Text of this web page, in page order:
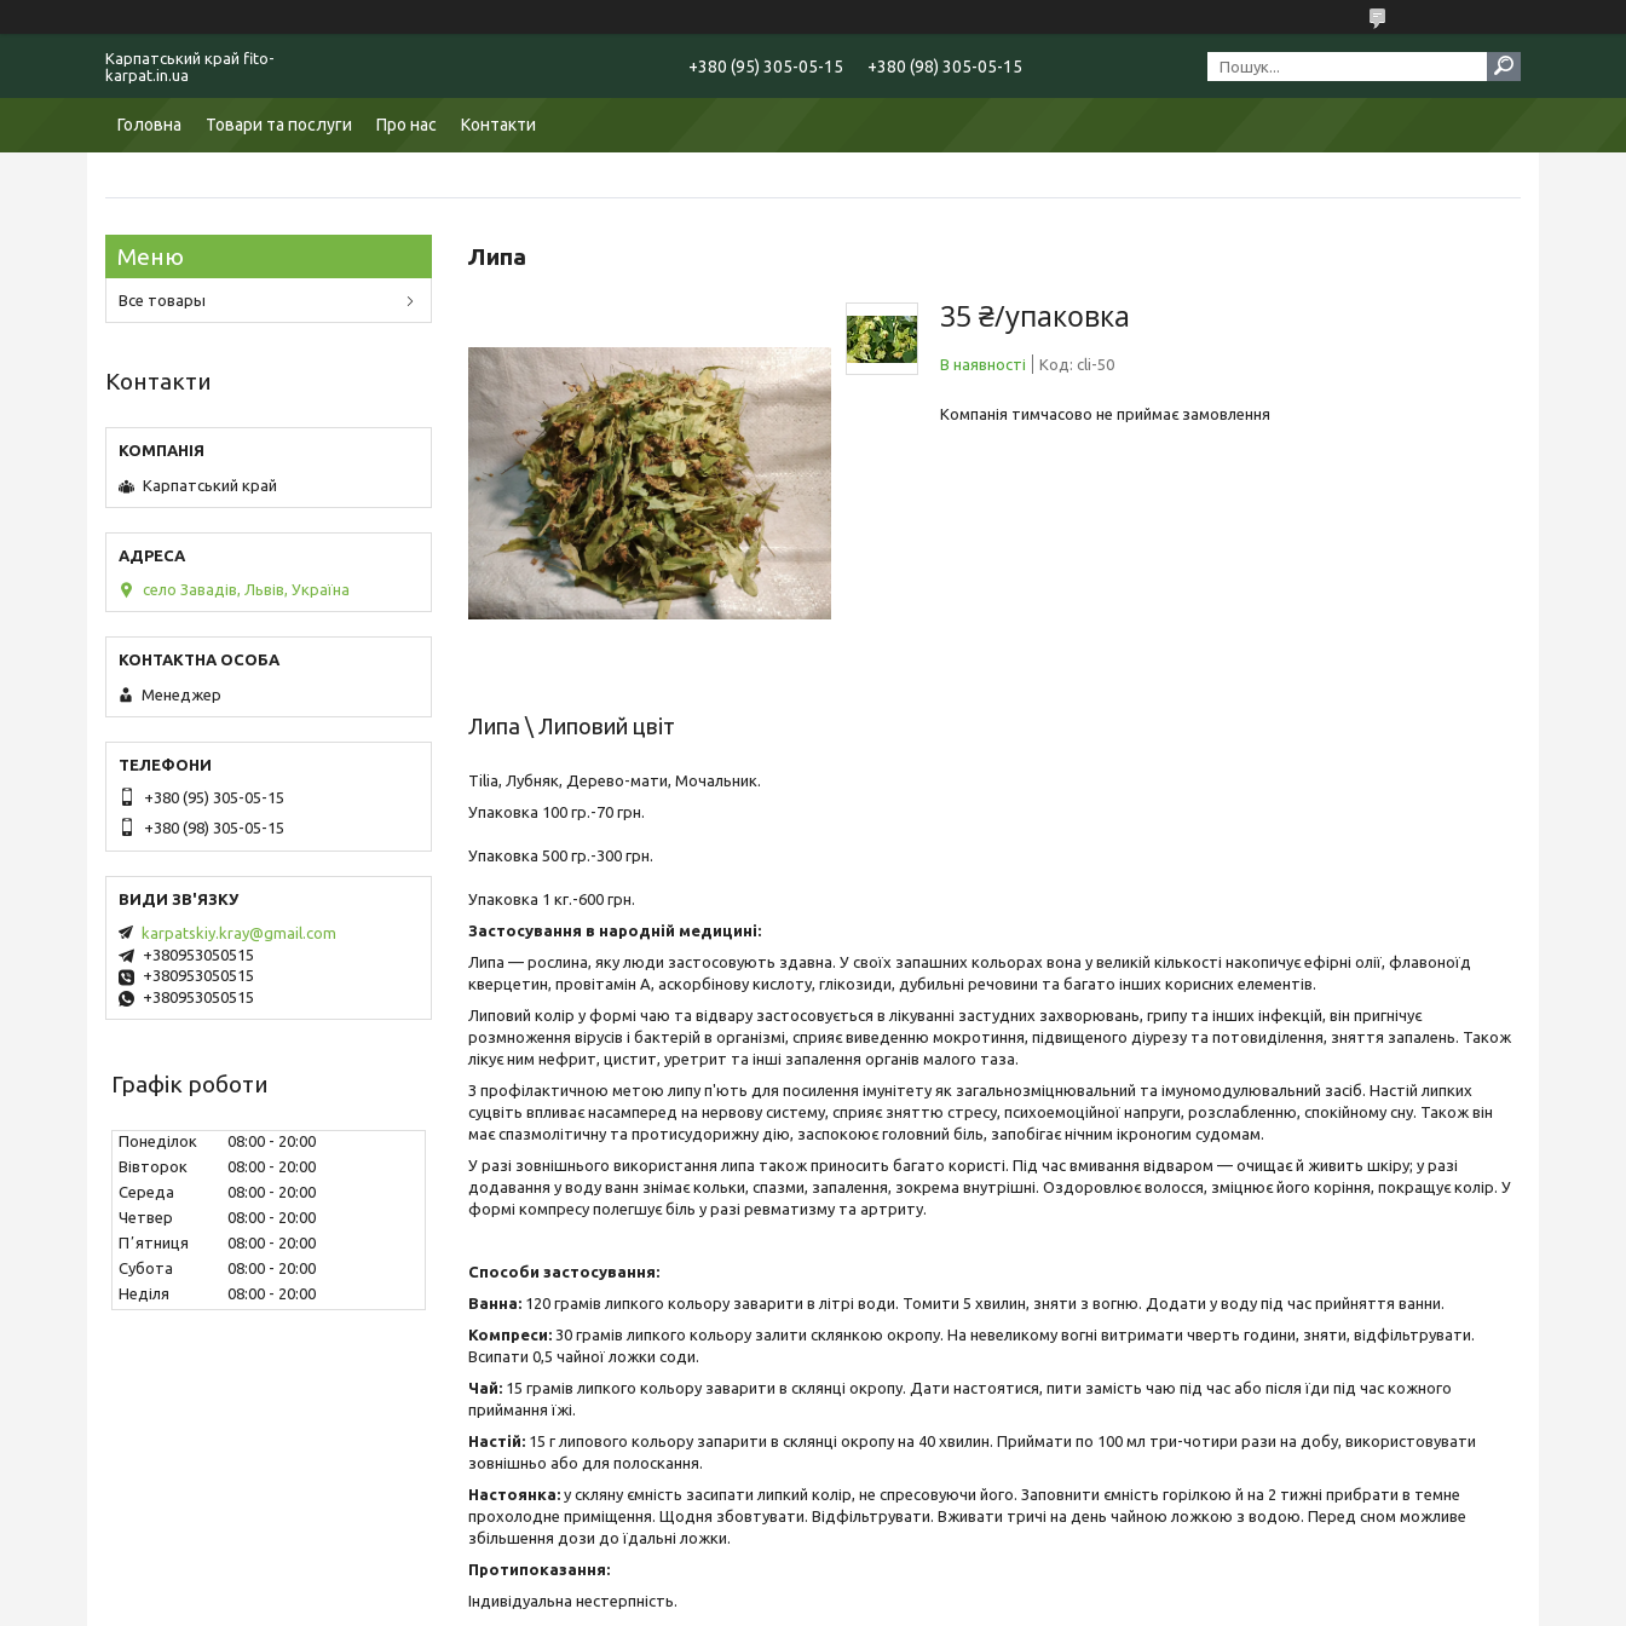
Карпатський край fito-
karpat.in.ua
+380 (95) 305-05-15 +380 (98) 305-05-15
Головна Товари та послуги Про нас Контакти
Липа
35 ₴/упаковка
В наявності Код: cli-50
Компанія тимчасово не приймає замовлення
Липа \ Липовий цвіт
Tilia, Лубняк, Дерево-мати, Мочальник.
Упаковка 100 гр.-70 грн.
Упаковка 500 гр.-300 грн.
Упаковка 1 кг.-600 грн.
Застосування в народній медицині:
Липа — рослина, яку люди застосовують здавна. У своїх запашних кольорах вона у великій кількості накопичує ефірні олії, флавоноїд
кверцетин, провітамін А, аскорбінову кислоту, глікозиди, дубильні речовини та багато інших корисних елементів.
Липовий колір у формі чаю та відвару застосовується в лікуванні застудних захворювань, грипу та інших інфекцій, він пригнічує
розмноження вірусів і бактерій в організмі, сприяє виведенню мокротиння, підвищеного діурезу та потовиділення, зняття запалень. Також
лікує ним нефрит, цистит, уретрит та інші запалення органів малого таза.
З профілактичною метою липу п'ють для посилення імунітету як загальнозміцнювальний та імуномодулювальний засіб. Настій липких
суцвіть впливає насамперед на нервову систему, сприяє зняттю стресу, психоемоційної напруги, розслабленню, спокійному сну. Також він
має спазмолітичну та протисудорижну дію, заспокоює головний біль, запобігає нічним ікроногим судомам.
У разі зовнішнього використання липа також приносить багато користі. Під час вмивання відваром — очищає й живить шкіру; у разі
додавання у воду ванн знімає кольки, спазми, запалення, зокрема внутрішні. Оздоровлює волосся, зміцнює його коріння, покращує колір. У
формі компресу полегшує біль у разі ревматизму та артриту.
Способи застосування:
Ванна: 120 грамів липкого кольору заварити в літрі води. Томити 5 хвилин, зняти з вогню. Додати у воду під час прийняття ванни.
Компреси: 30 грамів липкого кольору залити склянкою окропу. На невеликому вогні витримати чверть години, зняти, відфільтрувати.
Всипати 0,5 чайної ложки соди.
Чай: 15 грамів липкого кольору заварити в склянці окропу. Дати настоятися, пити замість чаю під час або після їди під час кожного
приймання їжі.
Настій: 15 г липового кольору запарити в склянці окропу на 40 хвилин. Приймати по 100 мл три-чотири рази на добу, використовувати
зовнішньо або для полоскання.
Настоянка: у скляну ємність засипати липкий колір, не спресовуючи його. Заповнити ємність горілкою й на 2 тижні прибрати в темне
прохолодне приміщення. Щодня збовтувати. Відфільтрувати. Вживати тричі на день чайною ложкою з водою. Перед сном можливе
збільшення дози до їдальні ложки.
Протипоказання:
Індивідуальна нестерпність.
Все товары
Контакти
Карпатський край
село Завадів, Львів, Україна
Менеджер
+380 (95) 305-05-15
+380 (98) 305-05-15
karpatskiy.kray@gmail.com
+380953050515
+380953050515
+380953050515
Графік роботи
Понеділок 08:00
20:00
Вівторок
08:00
20:00
Середа
08:00
20:00
Четвер
08:00
20:00
Пʼятниця
08:00
20:00
Субота
08:00
20:00
Неділя
08:00 20:00